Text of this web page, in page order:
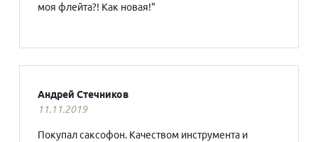
моя флейта?! Как новая!"
Андрей Стечников
11.11.2019
Покупал саксофон. Качеством инструмента и